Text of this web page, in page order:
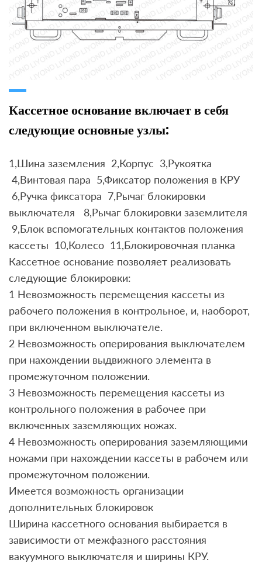
Кассетное основание включает в себя
следующие основные узлы:
1,Шина заземления 2,Корпус 3,Рукоятка
4,Винтовая пара 5,Фиксатор положения в КРУ
6,Ручка фиксатора 7,Рычаг блокировки
выключателя 8,Рычаг блокировки заземлителя
9,Блок вспомогательных контактов положения
кассеты 10,Колесо 11,Блокировочная планка
Кассетное основание позволяет реализовать
следующие блокировки:
1 Невозможность перемещения кассеты из
рабочего положения в контрольное, и, наоборот,
при включенном выключателе.
2 Невозможность оперирования выключателем
при нахождении выдвижного элемента в
промежуточном положении.
3 Невозможность перемещения кассеты из
контрольного положения в рабочее при
включенных заземляющих ножах.
4 Невозможность оперирования заземляющими
ножами при нахождении кассеты в рабочем или
промежуточном положении.
Имеется возможность организации
дополнительных блокировок
Ширина кассетного основания выбирается в
зависимости от межфазного расстояния
вакуумного выключателя и ширины КРУ.